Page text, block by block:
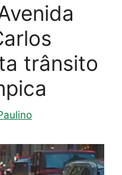
trânsito